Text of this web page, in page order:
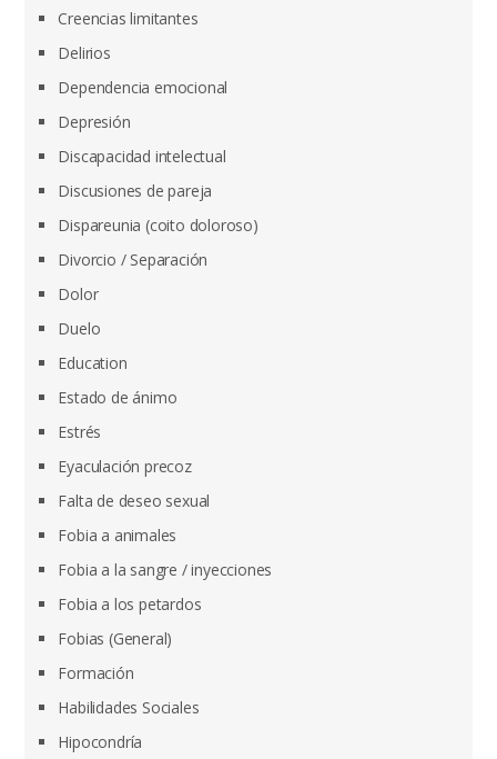
Creencias limitantes
Delirios
Dependencia emocional
Depresión
Discapacidad intelectual
Discusiones de pareja
Dispareunia (coito doloroso)
Divorcio / Separación
Dolor
Duelo
Education
Estado de ánimo
Estrés
Eyaculación precoz
Falta de deseo sexual
Fobia a animales
Fobia a la sangre / inyecciones
Fobia a los petardos
Fobias (General)
Formación
Habilidades Sociales
Hipocondría